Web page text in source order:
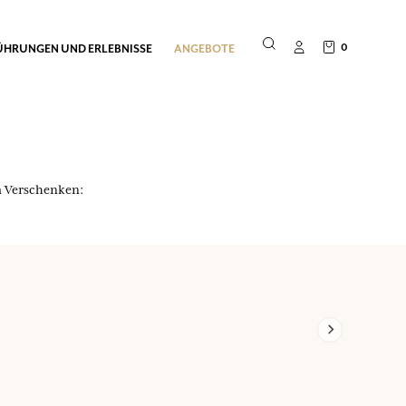
UND ERLEBNISSE ANGEBOTE 0
Verschenken: